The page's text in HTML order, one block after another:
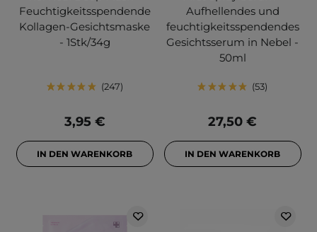
Feuchtigkeitsspendende
Kollagen-Gesichtsmaske
- 1Stk/34g
247
3,95 €
IN DEN WARENKORB
Aufhellendes und
feuchtigkeitsspendendes
Gesichtsserum in Nebel -
50ml
53
27,50 €
IN DEN WARENKORB